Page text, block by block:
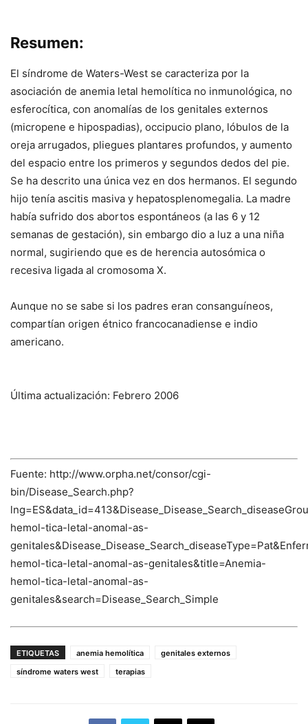
Resumen:
El síndrome de Waters-West se caracteriza por la
asociación de anemia letal hemolítica no inmunológica, no
esferocítica, con anomalías de los genitales externos
(micropene e hipospadias), occipucio plano, lóbulos de la
oreja arrugados, pliegues plantares profundos, y aumento
del espacio entre los primeros y segundos dedos del pie.
Se ha descrito una única vez en dos hermanos. El segundo
hijo tenía ascitis masiva y hepatosplenomegalia. La madre
había sufrido dos abortos espontáneos (a las 6 y 12
semanas de gestación), sin embargo dio a luz a una niña
normal, sugiriendo que es de herencia autosómica o
recesiva ligada al cromosoma X.
Aunque no se sabe si los padres eran consanguíneos,
compartían origen étnico francocanadiense e indio
americano.
Última actualización: Febrero 2006
Fuente: http://www.orpha.net/consor/cgi-
bin/Disease_Search.php?
hemol-tica-letal-anomal-as-
hemol-tica-letal-anomal-as-genitales&title=Anemia-
hemol-tica-letal-anomal-as-
genitales&search=Disease_Search_Simple
ETIQUETAS anemia hemolítica
genitales externos
síndrome waters west
terapias